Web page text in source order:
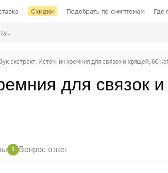
Скидки Подобрать по симптомам Где
экстракт. Источник кремния для связок и хрящей, 60
для связок
1 Вопрос-ответ